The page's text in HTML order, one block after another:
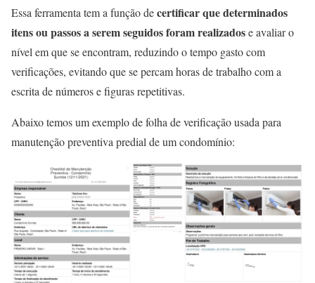
Essa ferramenta tem a função decertificar que determinados
itens ou passos a serem seguidos foram realizadose avaliar o
nível em que se encontram, reduzindo o tempo gasto com
verificações, evitando que se percam horas de trabalho com a
escrita de números e figuras repetitivas.
Abaixo temos um exemplo de folha de verificação usada para
manutenção preventiva predial de um condomínio: